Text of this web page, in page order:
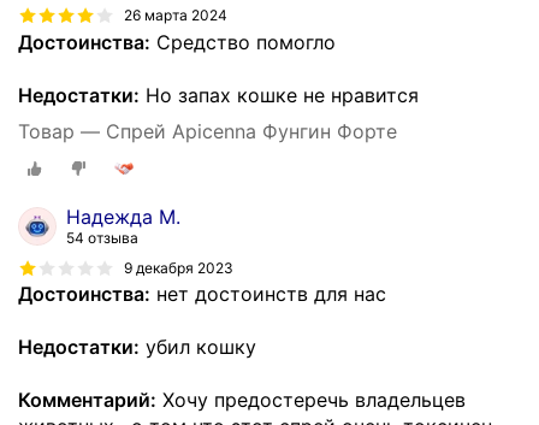
26 марта 2024
Достоинства: Средство помогло
Недостатки: Но запах кошке не нравится
Товар — Спрей Apicenna Фунгин Форте
Надежда М.
54 отзыва
9 декабря 2023
Достоинства: нет достоинств для нас
Недостатки: убил кошку
Комментарий: Хочу предостеречь владельцев